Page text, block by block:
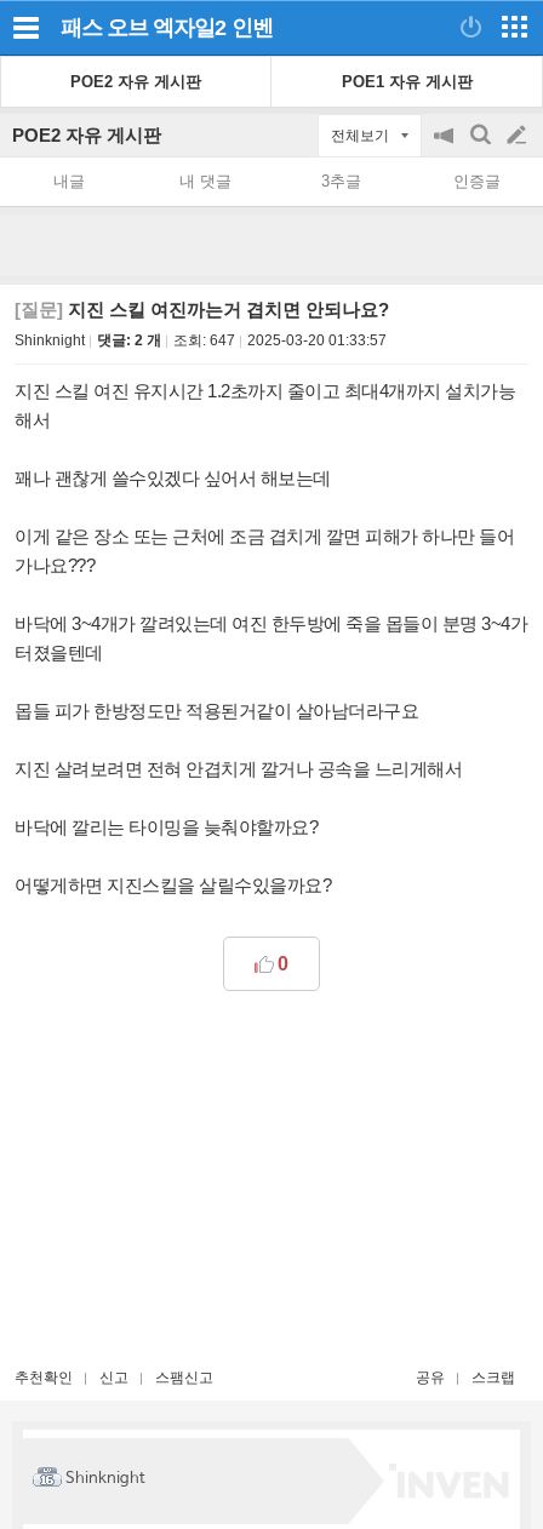
패스 오브 엑자일2 인벤
POE2 자유 게시판 POE1 자유 게시판
POE2 자유 게시판 전체보기
공
on/off
검
색
글
쓰
내글 내 댓글 3추글 인증글
[질문] 지진 스킬 여진까는거 겹치면 안되나요?
Shinknight 댓글: 2 개 조회: 647 2025-03-20 01:33:57
지진 스킬 여진 유지시간 1.2초까지 줄이고 최대4개까지 설치가능
해서
꽤나 괜찮게 쓸수있겠다 싶어서 해보는데
이게 같은 장소 또는 근처에 조금 겹치게 깔면 피해가 하나만 들어
가나요???
바닥에 3~4개가 깔려있는데 여진 한두방에 죽을 몹들이 분명 3~4가
터졌을텐데
몹들 피가 한방정도만 적용된거같이 살아남더라구요
지진 살려보려면 전혀 안겹치게 깔거나 공속을 느리게해서
바닥에 깔리는 타이밍을 늦춰야할까요?
어떻게하면 지진스킬을 살릴수있을까요?
0
추천확인 신고 스팸신고 공유 스크랩
Shinknight